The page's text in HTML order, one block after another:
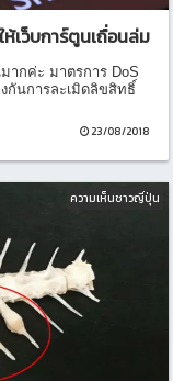
เว็บการ์ตูนเถื่อนล่ม
ากค่ะ มาตรการ DoS
กันการละเมิดลิขสิทธิ์
23/08/2018
ความเห็นชาวญี่ปุ่น